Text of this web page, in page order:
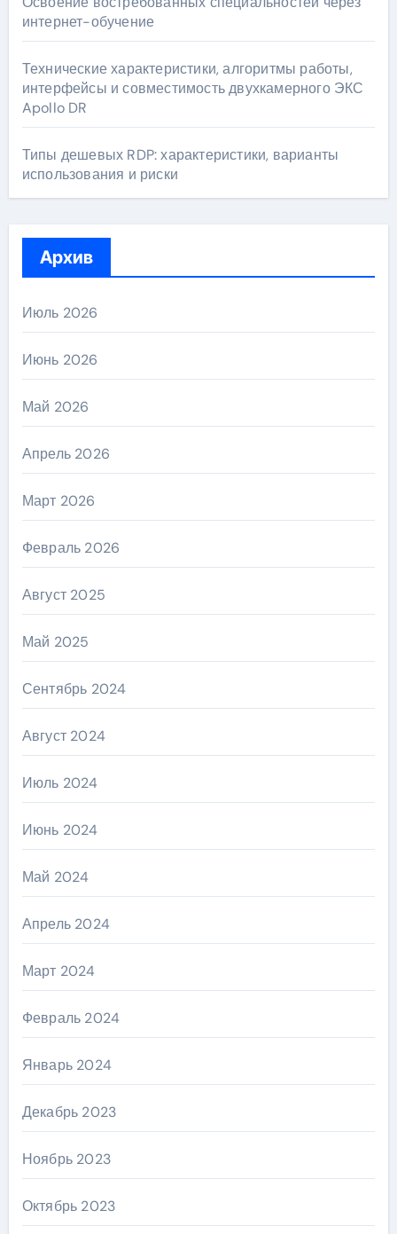
интернет-обучение
Технические характеристики, алгоритмы работы,
интерфейсы и совместимость двухкамерного ЭКС
Apollo DR
Типы дешевых RDP: характеристики, варианты
использования и риски
Архив
Июль 2026
Июнь 2026
Май 2026
Апрель 2026
Март 2026
Февраль 2026
Август 2025
Май 2025
Сентябрь 2024
Август 2024
Июль 2024
Июнь 2024
Май 2024
Апрель 2024
Март 2024
Февраль 2024
Январь 2024
Декабрь 2023
Ноябрь 2023
Октябрь 2023